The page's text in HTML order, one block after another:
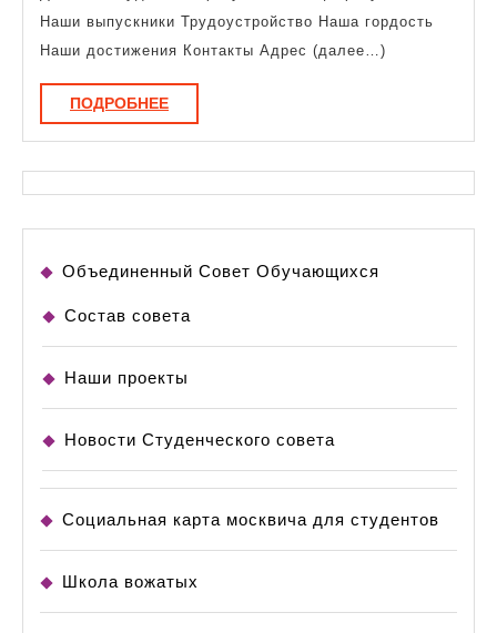
Наши выпускники Трудоустройство Наша гордость
Наши достижения Контакты Адрес (далее…)
ПОДРОБНЕЕПОДРОБНЕЕ
Объединенный Совет Обучающихся
Состав совета
Наши проекты
Новости Студенческого совета
Социальная карта москвича для студентов
Школа вожатых